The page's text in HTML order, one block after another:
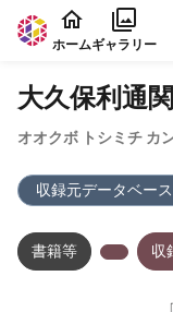
本文に飛ぶ
ホームギャラリー
大久保利通
オオクボ トシミチ カ
収録元データベース
書籍等 収